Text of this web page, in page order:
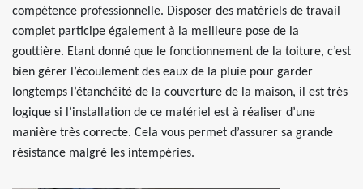
compétence professionnelle. Disposer des matériels de travail
complet participe également à la meilleure pose de la
gouttière. Etant donné que le fonctionnement de la toiture, c’est
bien gérer l’écoulement des eaux de la pluie pour garder
longtemps l’étanchéité de la couverture de la maison, il est très
logique si l’installation de ce matériel est à réaliser d’une
manière très correcte. Cela vous permet d’assurer sa grande
résistance malgré les intempéries.